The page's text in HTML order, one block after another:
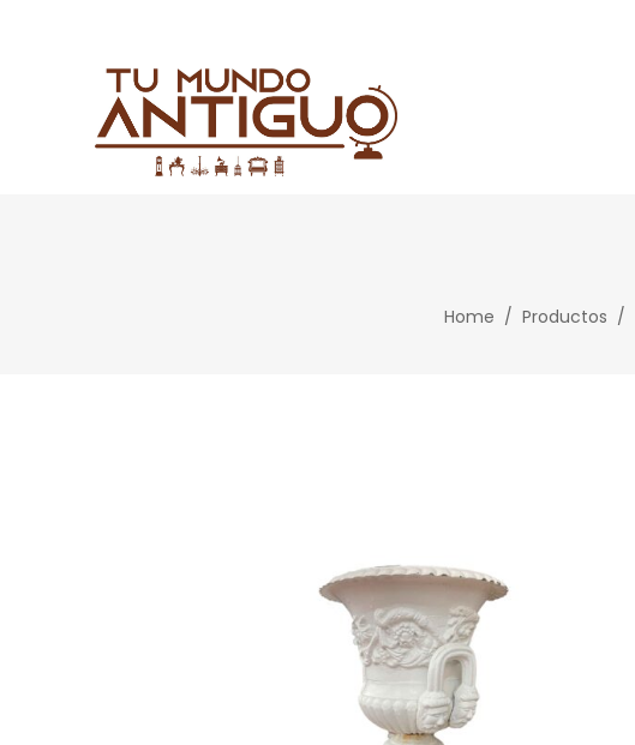
Home / Productos /